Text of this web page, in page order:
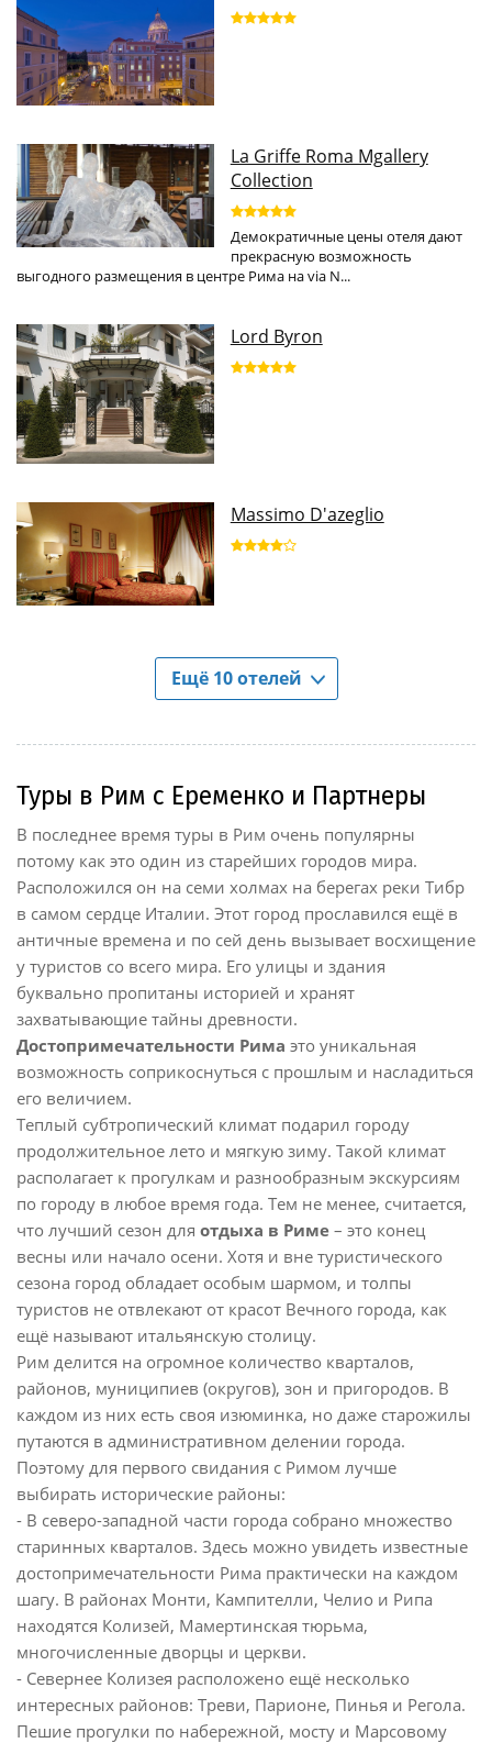
La Griffe Roma Mgallery
Collection
Демократичные цены отеля дают
прекрасную возможность
выгодного размещения в центре Рима на via N...
Lord Byron
Massimo D'azeglio
Ещё 10 отелей
Туры в Рим с Еременко и Партнеры
В последнее время туры в Рим очень популярны
потому как это один из старейших городов мира.
Расположился он на семи холмах на берегах реки Тибр
в самом сердце Италии. Этот город прославился ещё в
античные времена и по сей день вызывает восхищение
у туристов со всего мира. Его улицы и здания
буквально пропитаны историей и хранят
захватывающие тайны древности.
Достопримечательности Рима это уникальная
возможность соприкоснуться с прошлым и насладиться
его величием.
Теплый субтропический климат подарил городу
продолжительное лето и мягкую зиму. Такой климат
располагает к прогулкам и разнообразным экскурсиям
по городу в любое время года. Тем не менее, считается,
что лучший сезон для отдыха в Риме – это конец
весны или начало осени. Хотя и вне туристического
сезона город обладает особым шармом, и толпы
туристов не отвлекают от красот Вечного города, как
ещё называют итальянскую столицу.
Рим делится на огромное количество кварталов,
районов, муниципиев (округов), зон и пригородов. В
каждом из них есть своя изюминка, но даже старожилы
путаются в административном делении города.
Поэтому для первого свидания с Римом лучше
выбирать исторические районы:
- В северо-западной части города собрано множество
старинных кварталов. Здесь можно увидеть известные
достопримечательности Рима практически на каждом
шагу. В районах Монти, Кампителли, Челио и Рипа
находятся Колизей, Мамертинская тюрьма,
многочисленные дворцы и церкви.
- Севернее Колизея расположено ещё несколько
интересных районов: Треви, Парионе, Пинья и Регола.
Пешие прогулки по набережной, мосту и Марсовому